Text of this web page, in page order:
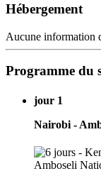
Hébergement
Aucune information
Programme du
jour 1
Nairobi -